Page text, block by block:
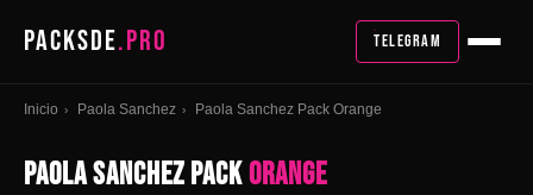
PACKSDE.PRO TELEGRAM
Inicio › Paola Sanchez › Paola Sanchez Pack Orange
PAOLA SANCHEZ PACKORANGE